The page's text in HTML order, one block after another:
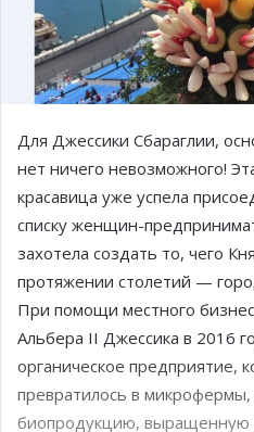
Для Джессики Сбараглии,
нет ничего невозможного!
красавица уже успела
списку женщин-
захотела создать то, чего
протяжении столетий —
При помощи местного
Альбера II Джессика в 2016
органическое предприятие,
превратилось в
биопродукцию,